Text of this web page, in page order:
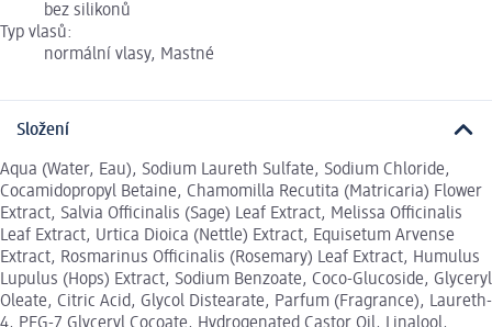
bez silikonů
Typ vlasů:
normální vlasy, Mastné
Složení
Aqua (Water, Eau), Sodium Laureth Sulfate, Sodium Chloride,
Cocamidopropyl Betaine, Chamomilla Recutita (Matricaria) Flower
Extract, Salvia Officinalis (Sage) Leaf Extract, Melissa Officinalis
Leaf Extract, Urtica Dioica (Nettle) Extract, Equisetum Arvense
Extract, Rosmarinus Officinalis (Rosemary) Leaf Extract, Humulus
Lupulus (Hops) Extract, Sodium Benzoate, Coco-Glucoside, Glyceryl
Oleate, Citric Acid, Glycol Distearate, Parfum (Fragrance), Laureth-